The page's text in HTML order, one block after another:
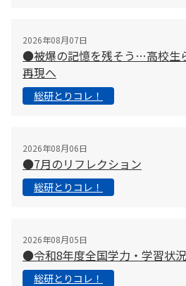
2026年08月07日
●被爆の記憶を残そう…高校生
再現へ
総研とりコレ！
2026年08月06日
●7月のリフレクション
総研とりコレ！
2026年08月05日
●令和8年度全国学力・学習状
総研とりコレ！